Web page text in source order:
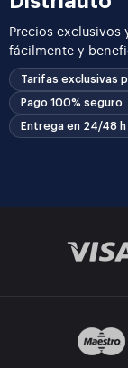
Precios
fácilmente y
Tarifas exclusivas
Pago 100% seguro
Entrega en 24/48 h